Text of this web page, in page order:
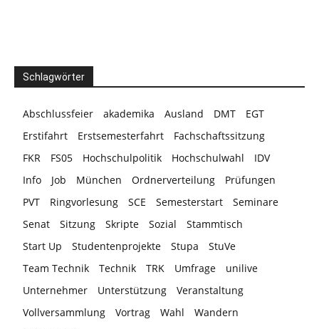
Schlagwörter
Abschlussfeier akademika Ausland DMT
EGT
Erstifahrt
Erstsemesterfahrt
Fachschaftssitzung
FKR
FS05 Hochschulpolitik Hochschulwahl
IDV
Info
Job München Ordnerverteilung
Prüfungen
PVT
Ringvorlesung SCE Semesterstart
Seminare
Senat
Sitzung Skripte Sozial
Stammtisch
Start Up
Studentenprojekte Stupa
StuVe
Team Technik
Technik TRK Umfrage
unilive
Unternehmer
Unterstützung
Veranstaltung
Vollversammlung
Vortrag Wahl
Wandern